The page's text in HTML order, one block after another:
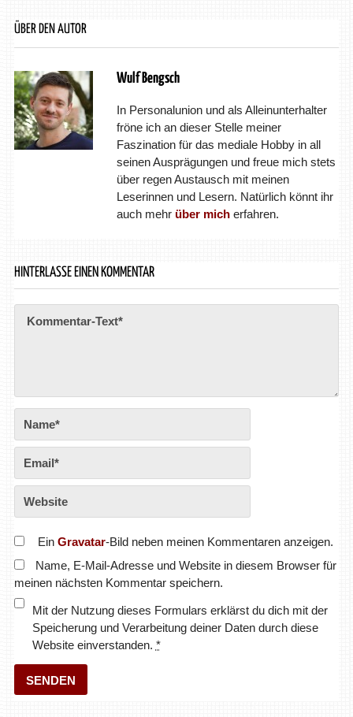
ÜBER DEN AUTOR
Wulf Bengsch
In Personalunion und als Alleinunterhalter
fröne ich an dieser Stelle meiner
Faszination für das mediale Hobby in all
seinen Ausprägungen und freue mich stets
über regen Austausch mit meinen
Leserinnen und Lesern. Natürlich könnt ihr
auch mehr über micherfahren.
HINTERLASSE EINEN KOMMENTAR
Ein Gravatar-Bild neben meinen Kommentaren anzeigen.
Name, E-Mail-Adresse und Website in diesem Browser für
meinen nächsten Kommentar speichern.
Mit der Nutzung dieses Formulars erklärst du dich mit der
Speicherung und Verarbeitung deiner Daten durch diese
Website einverstanden. *